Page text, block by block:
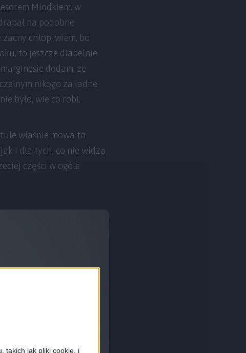
takich jak pliki cookie, i
Miodkiem, w
na podobne
chłop, wiem, bo
to jeszcze diabelnie
dodam, że
nikogo za ładne
było, wie co robi.
właśnie mowa to
i dla tych, co nie widzą
części w ogóle